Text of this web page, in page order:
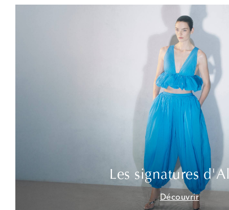
Les signatures
Découvrir